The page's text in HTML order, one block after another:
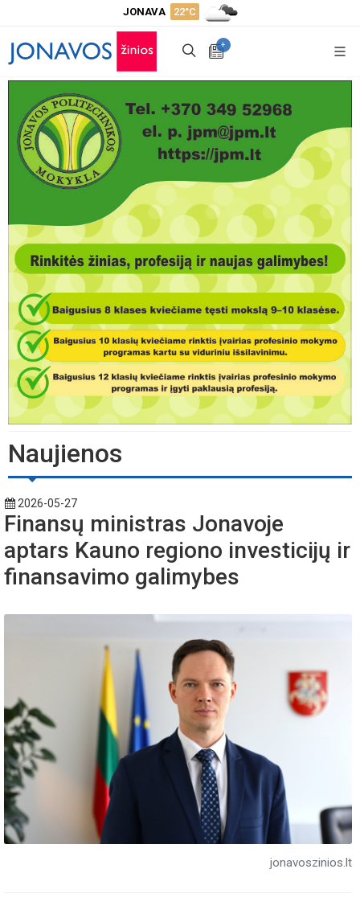
JONAVA 22°C
+
Naujienos
2026-05-27
Finansų ministras Jonavoje
aptars Kauno regiono investicijų ir
finansavimo galimybes
jonavoszinios.lt